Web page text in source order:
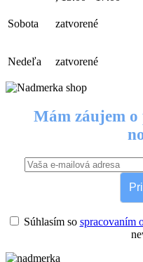
Sobota zatvorené
Nedeľa zatvorené
Mám záujem o
Súhlasím so spracovaním